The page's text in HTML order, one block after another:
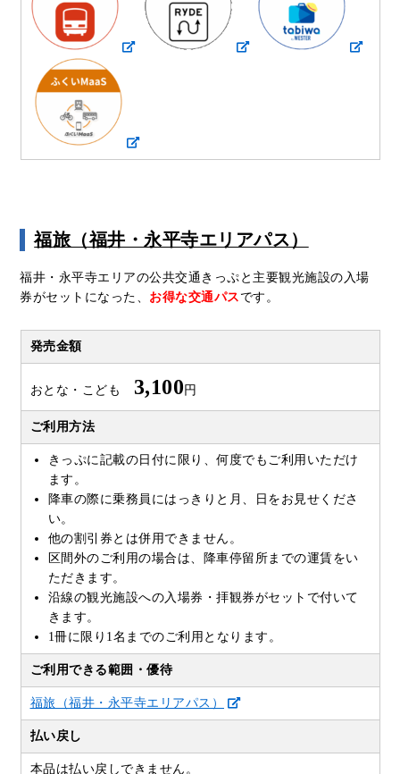
福旅（福井・永平寺エリアパス）
福井・永平寺エリアの公共交通きっぷと主要観光施設の入場
券がセットになった、 お得な交通パス です。
発売金額
おとな・こども 3,100 円
ご利用方法
きっぷに記載の日付に限り、何度でもご利用いただけ
ます。
降車の際に乗務員にはっきりと月、日をお見せくださ
い。
他の割引券とは併用できません。
区間外のご利用の場合は、降車停留所までの運賃をい
ただきます。
沿線の観光施設への入場券・拝観券がセットで付いて
きます。
1冊に限り1名までのご利用となります。
ご利用できる範囲・優待
福旅（福井・永平寺エリアパス）
払い戻し
本品は払い戻しできません。